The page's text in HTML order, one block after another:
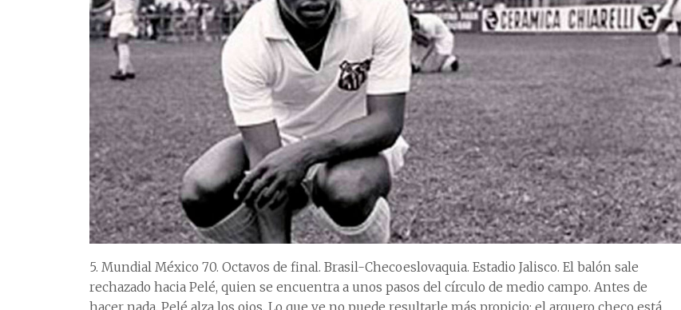
5. Mundial México 70. Octavos de final. Brasil-Checoeslovaquia. Estadio Jalisco. El balón sale
rechazado hacia Pelé, quien se encuentra a unos pasos del círculo de medio campo. Antes de